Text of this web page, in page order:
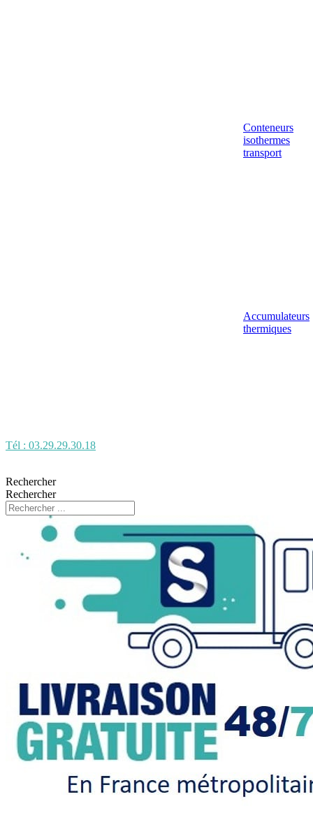
Conteneurs
isothermes
transport
Accumulateurs
thermiques
Tél : 03.29.29.30.18
Rechercher
Rechercher